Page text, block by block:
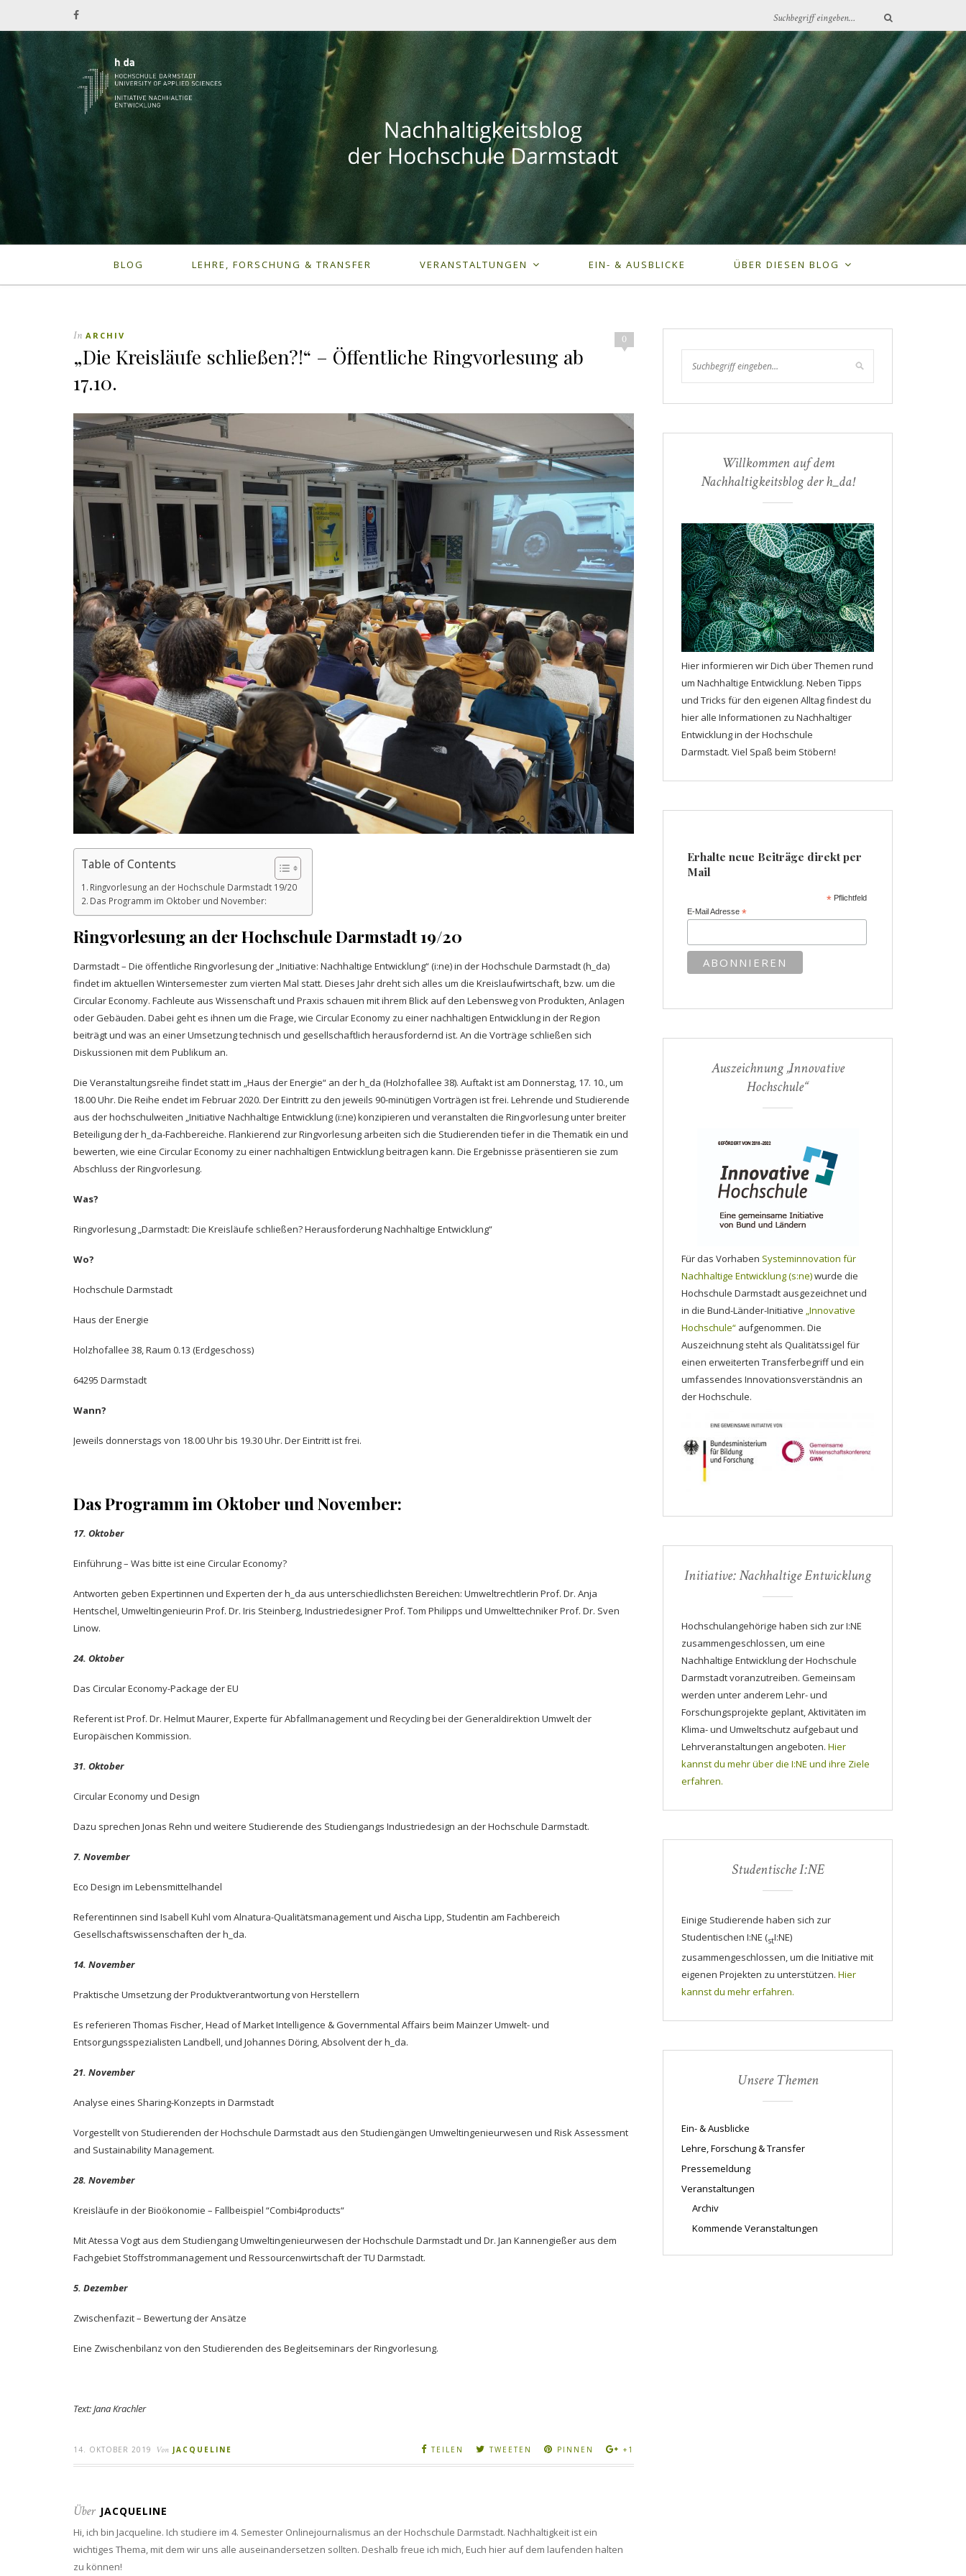
BLOG LEHRE, FORSCHUNG & TRANSFER VERANSTALTUNGEN EIN- & AUSBLICKE ÜBER DIESEN BLOG
0
In ARCHIV
„Die Kreisläufe schließen?!“ – Öffentliche Ringvorlesung ab
17.10.
Table of Contents
Ringvorlesung an der Hochschule Darmstadt 19/20
Das Programm im Oktober und November:
Ringvorlesung an der Hochschule Darmstadt 19/20
Darmstadt – Die öffentliche Ringvorlesung der „Initiative: Nachhaltige Entwicklung“ (i:ne) in der Hochschule Darmstadt (h_da)
findet im aktuellen Wintersemester zum vierten Mal statt. Dieses Jahr dreht sich alles um die Kreislaufwirtschaft, bzw. um die
Circular Economy. Fachleute aus Wissenschaft und Praxis schauen mit ihrem Blick auf den Lebensweg von Produkten, Anlagen
oder Gebäuden. Dabei geht es ihnen um die Frage, wie Circular Economy zu einer nachhaltigen Entwicklung in der Region
beiträgt und was an einer Umsetzung technisch und gesellschaftlich herausfordernd ist. An die Vorträge schließen sich
Diskussionen mit dem Publikum an.
Die Veranstaltungsreihe findet statt im „Haus der Energie“ an der h_da (Holzhofallee 38). Auftakt ist am Donnerstag, 17. 10., um
18.00 Uhr. Die Reihe endet im Februar 2020. Der Eintritt zu den jeweils 90-minütigen Vorträgen ist frei. Lehrende und Studierende
aus der hochschulweiten „Initiative Nachhaltige Entwicklung (i:ne) konzipieren und veranstalten die Ringvorlesung unter breiter
Beteiligung der h_da-Fachbereiche. Flankierend zur Ringvorlesung arbeiten sich die Studierenden tiefer in die Thematik ein und
bewerten, wie eine Circular Economy zu einer nachhaltigen Entwicklung beitragen kann. Die Ergebnisse präsentieren sie zum
Abschluss der Ringvorlesung.
Was?
Ringvorlesung „Darmstadt: Die Kreisläufe schließen? Herausforderung Nachhaltige Entwicklung“
Wo?
Hochschule Darmstadt
Haus der Energie
Holzhofallee 38, Raum 0.13 (Erdgeschoss)
64295 Darmstadt
Wann?
Jeweils donnerstags von 18.00 Uhr bis 19.30 Uhr. Der Eintritt ist frei.
Das Programm im Oktober und November:
17. Oktober
Einführung – Was bitte ist eine Circular Economy?
Antworten geben Expertinnen und Experten der h_da aus unterschiedlichsten Bereichen: Umweltrechtlerin Prof. Dr. Anja
Hentschel, Umweltingenieurin Prof. Dr. Iris Steinberg, Industriedesigner Prof. Tom Philipps und Umwelttechniker Prof. Dr. Sven
Linow.
24. Oktober
Das Circular Economy-Package der EU
Referent ist Prof. Dr. Helmut Maurer, Experte für Abfallmanagement und Recycling bei der Generaldirektion Umwelt der
Europäischen Kommission.
31. Oktober
Circular Economy und Design
Dazu sprechen Jonas Rehn und weitere Studierende des Studiengangs Industriedesign an der Hochschule Darmstadt.
7. November
Eco Design im Lebensmittelhandel
Referentinnen sind Isabell Kuhl vom Alnatura-Qualitätsmanagement und Aischa Lipp, Studentin am Fachbereich
Gesellschaftswissenschaften der h_da.
14. November
Praktische Umsetzung der Produktverantwortung von Herstellern
Es referieren Thomas Fischer, Head of Market Intelligence & Governmental Affairs beim Mainzer Umwelt- und
Entsorgungsspezialisten Landbell, und Johannes Döring, Absolvent der h_da.
21. November
Analyse eines Sharing-Konzepts in Darmstadt
Vorgestellt von Studierenden der Hochschule Darmstadt aus den Studiengängen Umweltingenieurwesen und Risk Assessment
and Sustainability Management.
28. November
Kreisläufe in der Bioökonomie – Fallbeispiel “Combi4products“
Mit Atessa Vogt aus dem Studiengang Umweltingenieurwesen der Hochschule Darmstadt und Dr. Jan Kannengießer aus dem
Fachgebiet Stoffstrommanagement und Ressourcenwirtschaft der TU Darmstadt.
5. Dezember
Zwischenfazit – Bewertung der Ansätze
Eine Zwischenbilanz von den Studierenden des Begleitseminars der Ringvorlesung.
Text: Jana Krachler
14. OKTOBER 2019 Von JACQUELINE TEILEN TWEETEN PINNEN +1
Über JACQUELINE
Hi, ich bin Jacqueline. Ich studiere im 4. Semester Onlinejournalismus an der Hochschule Darmstadt. Nachhaltigkeit ist ein
wichtiges Thema, mit dem wir uns alle auseinandersetzen sollten. Deshalb freue ich mich, Euch hier auf dem laufenden halten
zu können!
Willkommen auf dem
Nachhaltigkeitsblog der h_da!
Hier informieren wir Dich über Themen rund
um Nachhaltige Entwicklung. Neben Tipps
und Tricks für den eigenen Alltag findest du
hier alle Informationen zu Nachhaltiger
Entwicklung in der Hochschule
Darmstadt. Viel Spaß beim Stöbern!
Erhalte neue Beiträge direkt per
Mail
*Pflichtfeld
E-Mail Adresse*
Auszeichnung „Innovative
Hochschule“
Für das Vorhaben Systeminnovation für
Nachhaltige Entwicklung (s:ne)wurde die
Hochschule Darmstadt ausgezeichnet und
in die Bund-Länder-Initiative „Innovative
Hochschule“ aufgenommen. Die
Auszeichnung steht als Qualitätssigel für
einen erweiterten Transferbegriff und ein
umfassendes Innovationsverständnis an
der Hochschule.
Initiative: Nachhaltige Entwicklung
Hochschulangehörige haben sich zur I:NE
zusammengeschlossen, um eine
Nachhaltige Entwicklung der Hochschule
Darmstadt voranzutreiben. Gemeinsam
werden unter anderem Lehr- und
Forschungsprojekte geplant, Aktivitäten im
Klima- und Umweltschutz aufgebaut und
Lehrveranstaltungen angeboten. Hier
kannst du mehr über die I:NE und ihre Ziele
erfahren.
Studentische I:NE
Einige Studierende haben sich zur
Studentischen I:NE (stI:NE)
zusammengeschlossen, um die Initiative mit
eigenen Projekten zu unterstützen. Hier
kannst du mehr erfahren.
Unsere Themen
Ein- & Ausblicke
Lehre, Forschung & Transfer
Pressemeldung
Veranstaltungen
Archiv
Kommende Veranstaltungen